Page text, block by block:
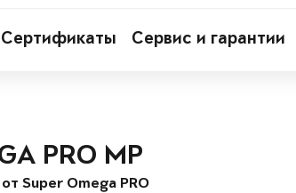
Сертификаты Сервис и гарантии
PRO MP
Super Omega PRO